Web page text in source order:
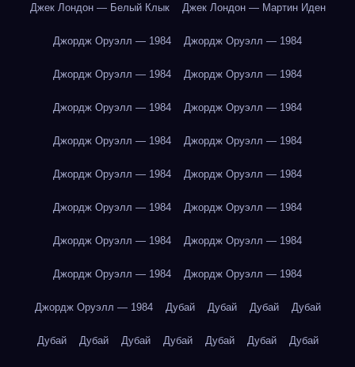
Джек Лондон — Белый Клык Джек Лондон — Мартин Иден
Джордж Оруэлл — 1984 Джордж Оруэлл — 1984
Джордж Оруэлл — 1984 Джордж Оруэлл — 1984
Джордж Оруэлл — 1984 Джордж Оруэлл — 1984
Джордж Оруэлл — 1984 Джордж Оруэлл — 1984
Джордж Оруэлл — 1984 Джордж Оруэлл — 1984
Джордж Оруэлл — 1984 Джордж Оруэлл — 1984
Джордж Оруэлл — 1984 Джордж Оруэлл — 1984
Джордж Оруэлл — 1984 Джордж Оруэлл — 1984
Джордж Оруэлл — 1984 Дубай Дубай Дубай Дубай
Дубай Дубай Дубай Дубай Дубай Дубай Дубай